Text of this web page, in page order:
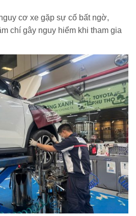
cơ xe gặp sự cố bất ngờ,
chí gây nguy hiểm khi tham gia